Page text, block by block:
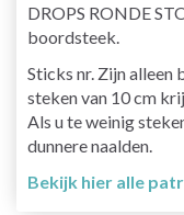
DROPS RONDE
boordsteek.
Sticks nr. Zijn alleen
steken van 10 cm
Als u te weinig
dunnere naalden.
Bekijk hier alle